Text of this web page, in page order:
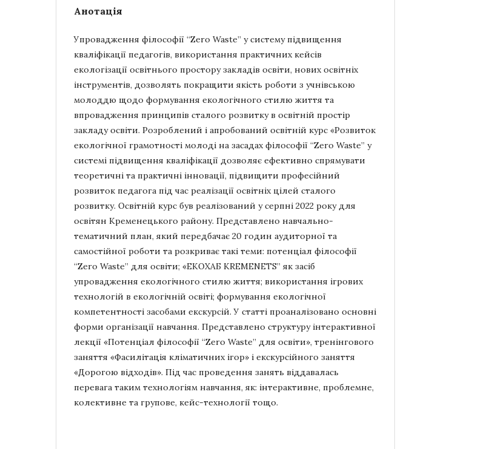
Анотація
Упровадження філософії “Zero Waste” у систему підвищення
кваліфікації педагогів, використання практичних кейсів
екологізації освітнього простору закладів освіти, нових освітніх
інструментів, дозволять покращити якість роботи з учнівською
молоддю щодо формування екологічного стилю життя та
впровадження принципів сталого розвитку в освітній простір
закладу освіти. Розроблений і апробований освітній курс «Розвиток
екологічної грамотності молоді на засадах філософії “Zero Waste” у
системі підвищення кваліфікації дозволяє ефективно спрямувати
теоретичні та практичні інновації, підвищити професійний
розвиток педагога під час реалізації освітніх цілей сталого
розвитку. Освітній курс був реалізований у серпні 2022 року для
освітян Кременецького району. Представлено навчально-
тематичний план, який передбачає 20 годин аудиторної та
самостійної роботи та розкриває такі теми: потенціал філософії
“Zero Waste” для освіти; «ЕКОХАБ KREMENETS” як засіб
упровадження екологічного стилю життя; використання ігрових
технологій в екологічній освіті; формування екологічної
компетентності засобами екскурсій. У статті проаналізовано основні
форми організації навчання. Представлено структуру інтерактивної
лекції «Потенціал філософії “Zero Waste” для освіти», тренінгового
заняття «Фасилітація кліматичних ігор» і екскурсійного заняття
«Дорогою відходів». Під час проведення занять віддавалась
перевага таким технологіям навчання, як: інтерактивне, проблемне,
колективне та групове, кейс-технології тощо.